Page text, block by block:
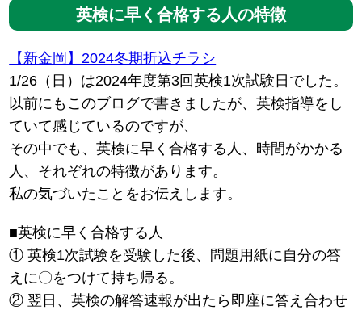
英検に早く合格する人の特徴
【新金岡】2024冬期折込チラシ
1/26（日）は2024年度第3回英検1次試験日でした。
以前にもこのブログで書きましたが、英検指導をし
ていて感じているのですが、
その中でも、英検に早く合格する人、時間がかかる
人、それぞれの特徴があります。
私の気づいたことをお伝えします。
■英検に早く合格する人
① 英検1次試験を受験した後、問題用紙に自分の答
えに〇をつけて持ち帰る。
② 翌日、英検の解答速報が出たら即座に答え合わせ